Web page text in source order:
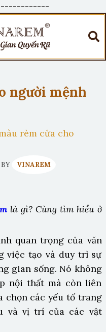
người mệnh
rèm cửa cho
BY VINAREM
là gì? Cùng tìm hiểu ở
quan trọng của văn
việc tạo và duy trì sự
gian sống. Nó không
nội thất mà còn liên
chọn các yếu tố trang
và vị trí của các vật